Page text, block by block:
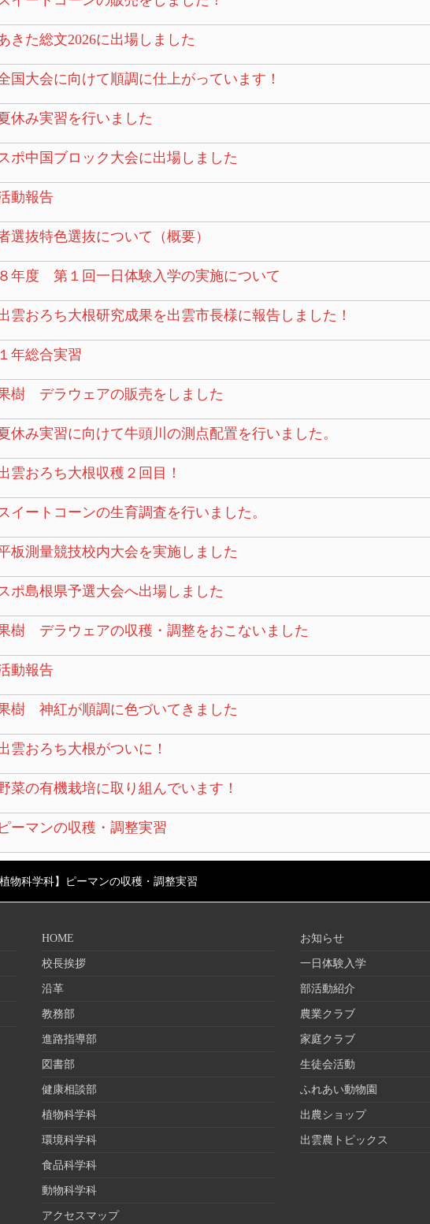
きた総文2026に出場しました
国大会に向けて順調に仕上がっています！
休み実習を行いました
ポ中国ブロック大会に出場しました
動報告
選抜特色選抜について（概要）
８年度 第１回一日体験入学の実施について
雲おろち大根研究成果を出雲市長様に報告しました！
年総合実習
果樹 デラウェアの販売をしました
休み実習に向けて牛頭川の測点配置を行いました。
雲おろち大根収穫２回目！
イートコーンの生育調査を行いました。
板測量競技校内大会を実施しました
ポ島根県予選大会へ出場しました
果樹 デラウェアの収穫・調整をおこないました
動報告
果樹 神紅が順調に色づいてきました
雲おろち大根がついに！
菜の有機栽培に取り組んでいます！
ーマンの収穫・調整実習
植物科学科】ピーマンの収穫・調整実習
HOME
校長挨拶
沿革
教務部
進路指導部
図書部
健康相談部
植物科学科
環境科学科
食品科学科
動物科学科
アクセスマップ
お知らせ
一日体験入学
部活動紹介
農業クラブ
家庭クラブ
生徒会活動
ふれあい動物園
出農ショップ
出雲農トピックス